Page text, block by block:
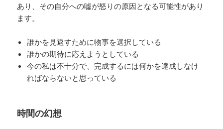
あり、その自分への嘘が怒りの原因となる可能性があり
ます。
誰かを見返すために物事を選択している
誰かの期待に応えようとしている
今の私は不十分で、完成するには何かを達成しなけ
ればならないと思っている
時間の幻想